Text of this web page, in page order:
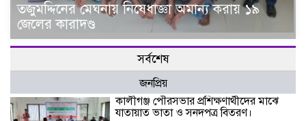
তজুমদ্দিনের মেঘনায় নিষেধাজ্ঞা অমান্য করায় ১৯
জেলের কারাদণ্ড
সর্বশেষ
জনপ্রিয়
কালীগঞ্জ পৌরসভার প্রশিক্ষণার্থীদের মাঝে
যাতায়াত ভাতা ও সনদপত্র বিতরণ।